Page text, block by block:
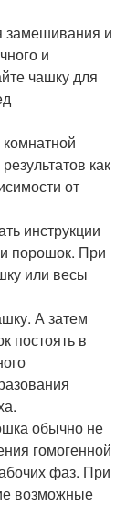
замешивания и
и
чашку для
как
от
инструкции
порошок. При
или весы
А затем
постоять в
обычно не
гомогенной
фаз. При
возможные